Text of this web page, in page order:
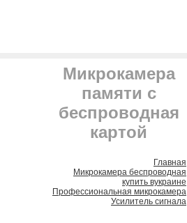
Микрокамера
памяти с
беспроводная
картой
Главная
Микрокамера беспроводная
купить вукраине
Профессиональная микрокамера
Усилитель сигнала